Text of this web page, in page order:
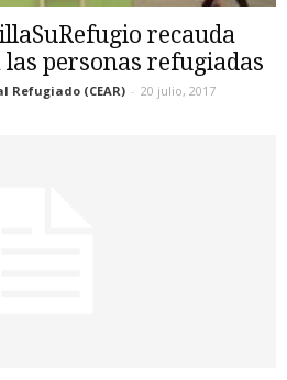
recauda
personas refugiadas
Refugiado (CEAR) - 20 julio, 2017